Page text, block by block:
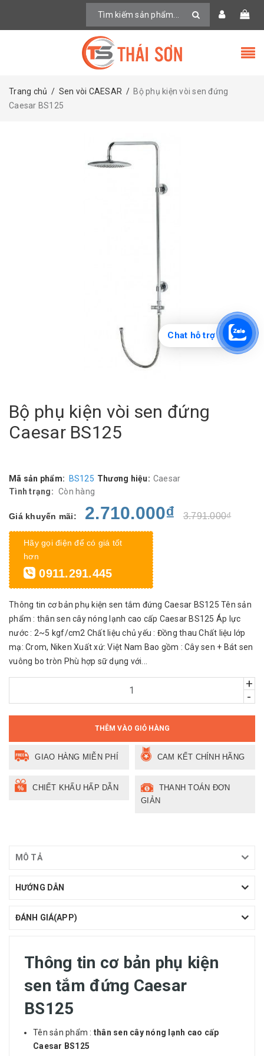
Trang chủ / Sen vòi CAESAR / Bộ phụ kiện vòi sen đứng
Caesar BS125
Bộ phụ kiện vòi sen đứng
Caesar BS125
Mã sản phẩm: BS125 Thương hiệu: Caesar
Tình trạng: Còn hàng
Giá khuyến mãi: 2.710.000₫ 3.791.000₫
Hãy gọi điện để có giá tốt
hơn
0911.291.445
Thông tin cơ bản phụ kiện sen tắm đứng Caesar BS125 Tên sản
phẩm : thân sen cây nóng lạnh cao cấp Caesar BS125 Áp lực
nước : 2~5 kgf/cm2 Chất liệu chủ yếu : Đồng thau Chất liệu lớp
mạ: Crom, Niken Xuất xứ: Việt Nam Bao gồm : Cây sen + Bát sen
vuông bo tròn Phù hợp sữ dụng với...
+
-
THÊM VÀO GIỎ HÀNG
GIAO HÀNG MIỄN PHÍ CAM KẾT CHÍNH HÃNG
CHIẾT KHẤU HẤP DẪN
THANH TOÁN ĐƠN
GIẢN
MÔ TẢ
HƯỚNG DẪN
ĐÁNH GIÁ(APP)
Thông tin cơ bản phụ kiện
sen tắm đứng Caesar
BS125
Tên sản phẩm : thân sen cây nóng lạnh cao cấp
Caesar BS125
Chat hỗ trợ